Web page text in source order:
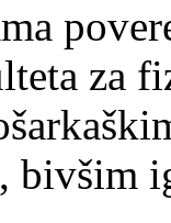
za
bivšim